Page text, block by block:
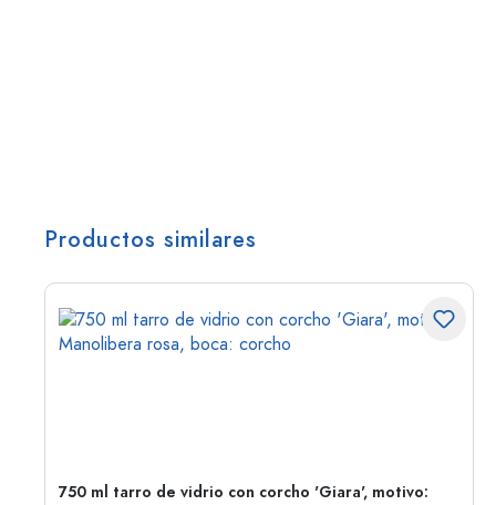
Productos similares
750 ml tarro de vidrio con corcho 'Giara', motivo: